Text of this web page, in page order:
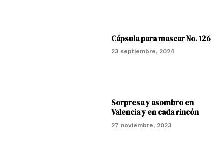
Cápsula para mascar No. 126
23 septiembre, 2024
Sorpresa y asombro en
Valencia y en cada rincón
27 noviembre, 2023